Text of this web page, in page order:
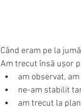
Când eram pe la
Am trecut însă ușor
am observat,
ne-am stabilit
am trecut la